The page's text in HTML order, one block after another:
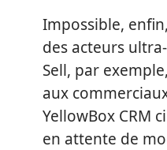
Impossible,
des acteurs
Sell, par
aux
YellowBox CRM
en attente de